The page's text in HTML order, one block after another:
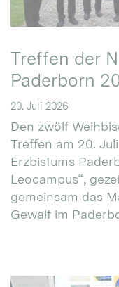
Treffen der
Paderborn
20. Juli 2026
Den zwölf
Treffen am 20.
Erzbistums
Leocampus“,
gemeinsam das
Gewalt im